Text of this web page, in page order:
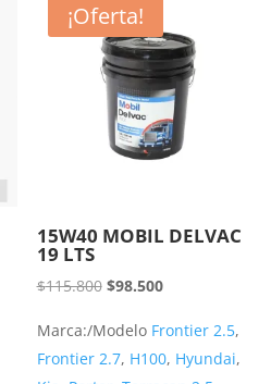
¡Oferta!
15W40 MOBIL DELVAC
19 LTS
$115.800 El
original
era:
$98.500El
actual
es:
Marca:/Modelo Frontier 2.5,
Frontier 2.7, H100, Hyundai,